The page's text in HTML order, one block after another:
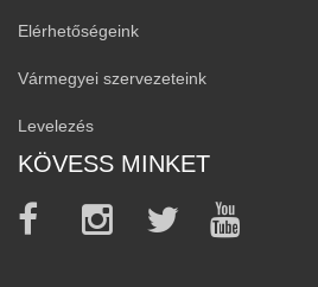
Elérhetőségeink
Vármegyei szervezeteink
Levelezés
KÖVESS MINKET